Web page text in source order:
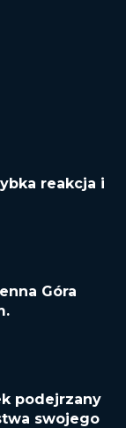
reakcja i
Góra
podejrzany
swojego